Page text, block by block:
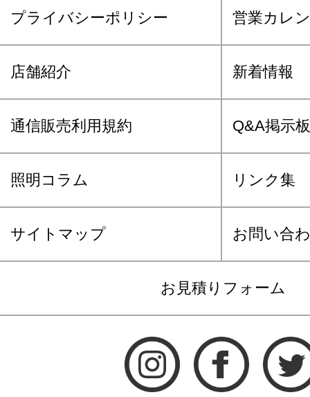
プライバシーポリシー 営業カレ
店舗紹介 新着情報
通信販売利用規約 Q&A掲示板
照明コラム リンク集
サイトマップ お問い合
お見積りフォーム